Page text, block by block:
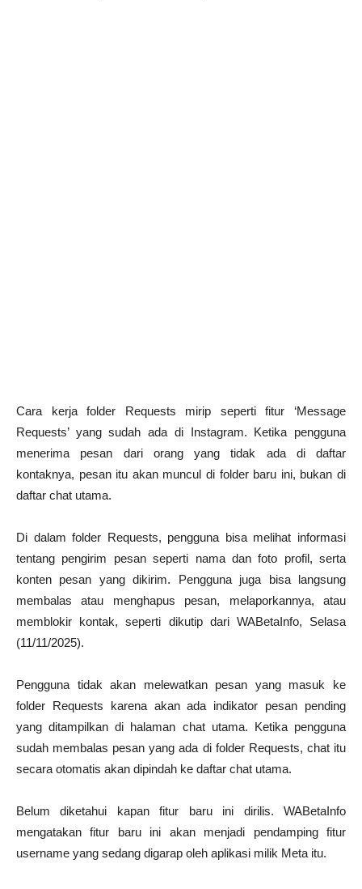
Cara kerja folder Requests mirip seperti fitur ‘Message
Requests’ yang sudah ada di Instagram. Ketika pengguna
menerima pesan dari orang yang tidak ada di daftar
kontaknya, pesan itu akan muncul di folder baru ini, bukan di
daftar chat utama.
Di dalam folder Requests, pengguna bisa melihat informasi
tentang pengirim pesan seperti nama dan foto profil, serta
konten pesan yang dikirim. Pengguna juga bisa langsung
membalas atau menghapus pesan, melaporkannya, atau
memblokir kontak, seperti dikutip dari WABetaInfo, Selasa
(11/11/2025).
Pengguna tidak akan melewatkan pesan yang masuk ke
folder Requests karena akan ada indikator pesan pending
yang ditampilkan di halaman chat utama. Ketika pengguna
sudah membalas pesan yang ada di folder Requests, chat itu
secara otomatis akan dipindah ke daftar chat utama.
Belum diketahui kapan fitur baru ini dirilis. WABetaInfo
mengatakan fitur baru ini akan menjadi pendamping fitur
username yang sedang digarap oleh aplikasi milik Meta itu.